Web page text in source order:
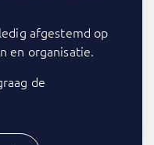
afgestemd op
en organisatie.
de